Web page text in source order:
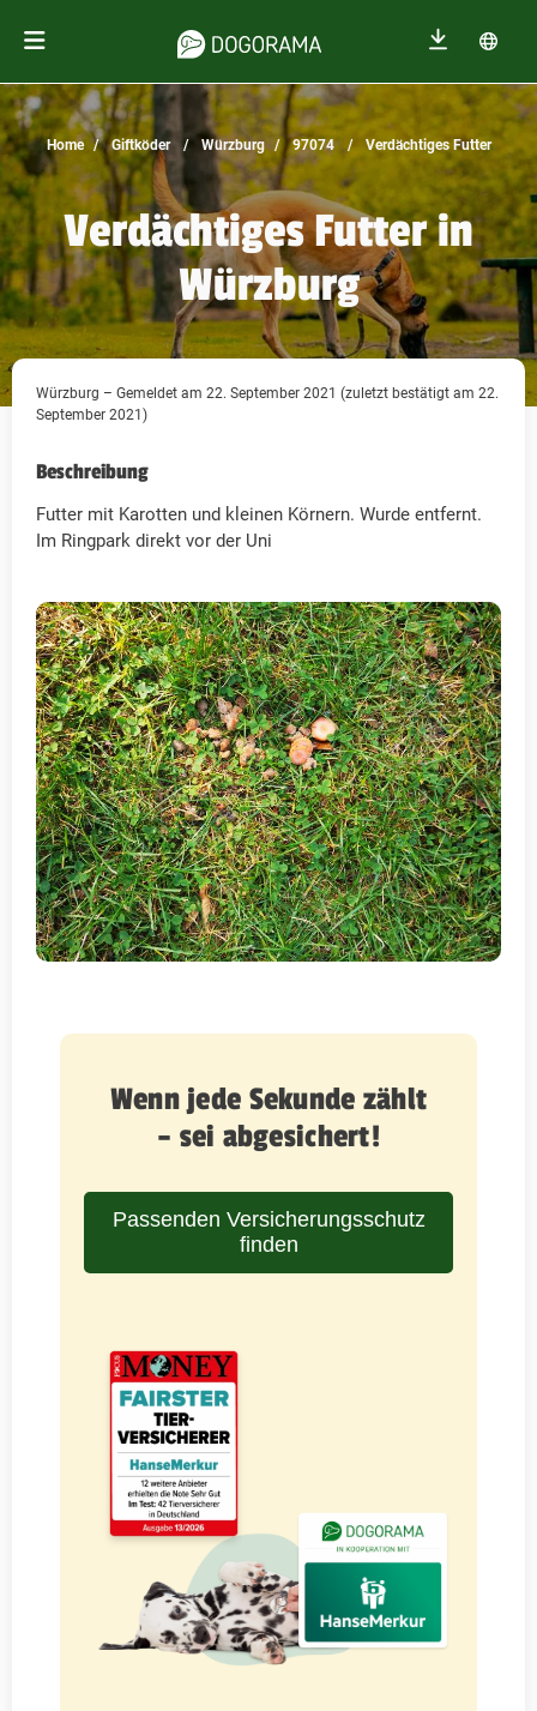
Home Giftköder Würzburg 97074 Verdächtiges Futter
Verdächtiges Futter in
Würzburg
Würzburg – Gemeldet am 22. September 2021 (zuletzt bestätigt am 22.
September 2021)
Beschreibung
Futter mit Karotten und kleinen Körnern. Wurde entfernt.
Im Ringpark direkt vor der Uni
Wenn jede Sekunde zählt
– sei abgesichert!
Passenden Versicherungsschutz
finden